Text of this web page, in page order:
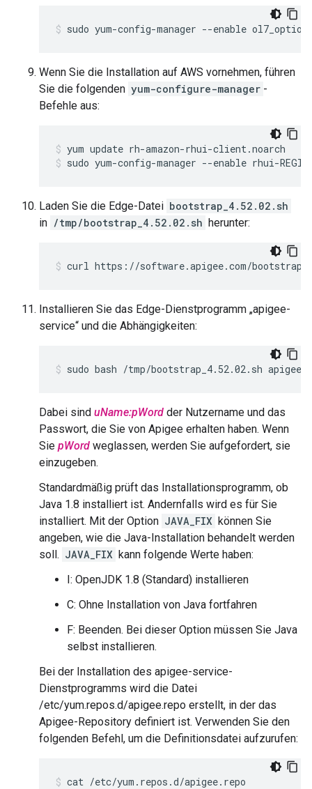
sudo yum-config-manager --enable
Wenn Sie die Installation auf AWS vornehmen, führen
Sie die folgenden yum-configure-manager -
Befehle aus:
sudo yum-config-manager --enable rhui-
Laden Sie die Edge-Datei bootstrap_4.52.02.sh
in /tmp/bootstrap_4.52.02.sh herunter:
curl https://software.apigee.com/
Installieren Sie das Edge-Dienstprogramm „apigee-
service“ und die Abhängigkeiten:
sudo bash /tmp/bootstrap_4.52.02.sh
Dabei sind uName:pWord der Nutzername und das
Passwort, die Sie von Apigee erhalten haben. Wenn
Sie pWord weglassen, werden Sie aufgefordert, sie
einzugeben.
Standardmäßig prüft das Installationsprogramm, ob
Java 1.8 installiert ist. Andernfalls wird es für Sie
installiert. Mit der Option JAVA_FIX können Sie
angeben, wie die Java-Installation behandelt werden
soll. JAVA_FIX kann folgende Werte haben:
I: OpenJDK 1.8 (Standard) installieren
C: Ohne Installation von Java fortfahren
F: Beenden. Bei dieser Option müssen Sie Java
selbst installieren.
Bei der Installation des apigee-service-
Dienstprogramms wird die Datei
/etc/yum.repos.d/apigee.repo erstellt, in der das
Apigee-Repository definiert ist. Verwenden Sie den
folgenden Befehl, um die Definitionsdatei aufzurufen:
cat /etc/yum.repos.d/apigee.repo